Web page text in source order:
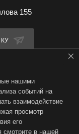
155
нашими
событий на
взаимодействие
просмотр
его
смотрите в нашей